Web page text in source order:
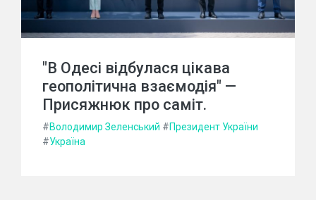
"В Одесі відбулася цікава
геополітична взаємодія" —
Присяжнюк про саміт.
#Володимир Зеленський #Президент України
#Україна